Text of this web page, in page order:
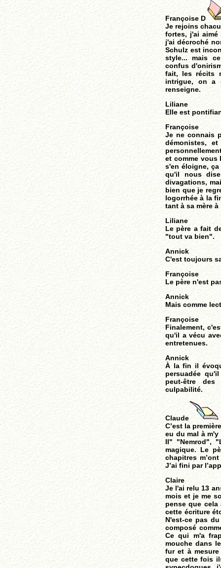
Françoise D
Je rejoins
fortes, j'ai
j'ai décroché
Schulz est
style... mais
confus
fait, les récits
intrigue, on a
renseigne.
Liliane
Elle est
Françoise
Je ne connais
démonistes,
et comme
s'en éloigne,
qu'il nous
divagations,
bien que je
logorrhée à la
tant à sa mère
Liliane
Le père a fait
"tout va bien".
Annick
C'est toujours
Françoise
Le père n'est
Annick
Mais comme
Françoise
Finalement,
qu'il a vécu
entretenues.
Annick
À la fin il
persuadée
peut-être
culpabilité.
Claude
C’est la
eu du mal à
II" "Nemrod",
magique. Le
chapitres
J’ai fini par
Claire
Je l'ai relu 13
mois et je me
pense que
cette écriture
N'est-ce pas
composé
Ce qui m'a
mouche dans
fur et à
que cette fois